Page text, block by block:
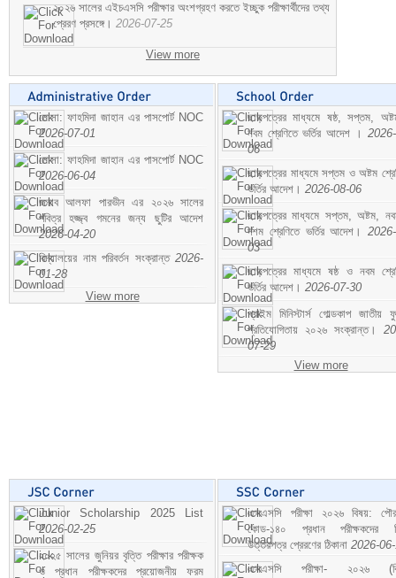
২০২৬ সালের এইচএসসি পরীক্ষার অংশগ্রহণ করতে ইচ্ছুক পরীক্ষার্থীদের তথ্য
প্রেরণ প্রসঙ্গে। 2026-07-25
View more
মোসা: ফাহমিদা জাহান এর পাসপোর্ট NOC
2026-07-01
মোসা: ফাহমিদা জাহান এর পাসপোর্ট NOC
2026-06-04
জনাব আলফা পারভীন এর ২০২৬ সালের
পবিত্র হজ্জ্ব গমনের জন্য ছুটির আদেশ
2026-04-20
বিদ্যালয়ের নাম পরিবর্তন সংক্রান্ত 2026-
01-28
View more
ছাড়পত্রের মাধ্যমে ষষ্ঠ, সপ্তম,
নবম শ্রেণিতে ভর্তির আদেশ ।
06
ছাড়পত্রের মাধ্যমে সপ্তম ও অষ্টম
ভর্তির আদেশ। 2026-08-06
ছাড়পত্রের মাধ্যমে সপ্তম, অষ্টম,
দশম শ্রেণিতে ভর্তির আদেশ।
03
ছাড়পত্রের মাধ্যমে ষষ্ঠ ও নবম
ভর্তির আদেশ। 2026-07-30
প্রাইম মিনিস্টার্স গোল্ডকাপ জাতীয়
প্রতিযোগিতায় ২০২৬ সংক্রান্ত।
07-29
View more
Junior Scholarship 2025 List
2026-02-25
২০২৫ সালের জুনিয়র বৃত্তি পরীক্ষার পরীক্ষক
ও প্রধান পরীক্ষকদের প্রয়োজনীয় ফরম
এসএসসি পরীক্ষা ২০২৬ বিষয়:
কোড-১৪০ প্রধান পরীক্ষকদের
উত্তরপত্র প্রেরণের ঠিকানা 2026-
এসএসসি পরীক্ষা- ২০২৬